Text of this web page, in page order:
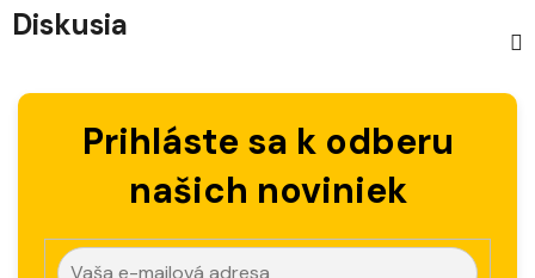
Diskusia
Prihláste sa k odberu
našich noviniek